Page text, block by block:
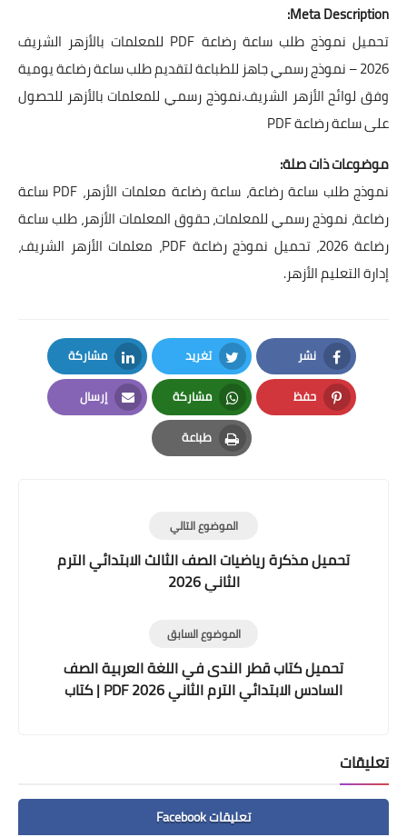
Meta Description:
تحميل نموذج طلب ساعة رضاعة PDF للمعلمات بالأزهر الشريف
2026 – نموذج رسمي جاهز للطباعة لتقديم طلب ساعة رضاعة يومية
وفق لوائح الأزهر الشريف.نموذج رسمي للمعلمات بالأزهر للحصول
على ساعة رضاعة PDF
موضوعات ذات صلة:
نموذج طلب ساعة رضاعة، ساعة رضاعة معلمات الأزهر، PDF ساعة
رضاعة، نموذج رسمي للمعلمات، حقوق المعلمات الأزهر، طلب ساعة
رضاعة 2026، تحميل نموذج رضاعة PDF، معلمات الأزهر الشريف،
إدارة التعليم الأزهر.
نشر
Facebook
تغريد
Twitter
مشاركة
LinkedIn
حفظ
Pinterest
مشاركة
Whatsapp
إرسال
Email
طباعة
Print
الموضوع التالي
تحميل مذكرة رياضيات الصف الثالث الابتدائي الترم
الثاني 2026
الموضوع السابق
تحميل كتاب قطر الندى في اللغة العربية الصف
السادس الابتدائي الترم الثاني 2026 PDF | كتاب
الوزارة الرسمي
تعليقات
تعليقات Facebook